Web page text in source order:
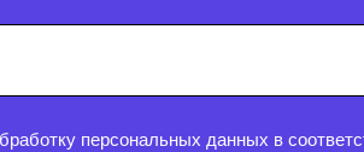
персональных данных в